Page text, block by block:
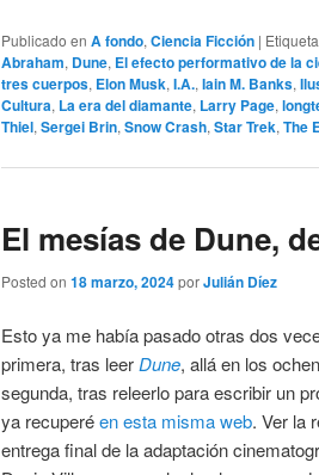
Publicado en A fondo, Ciencia Ficción |
Abraham, Dune, El efecto performativo de la
tres cuerpos, Elon Musk, I.A., Iain M. Banks,
Cultura, La era del diamante, Larry Page,
Thiel, Sergei Brin, Snow Crash, Star Trek, The
El mesías de Dune,
Posted on 18 marzo, 2024porJulián Díez
Esto ya me había pasado otras dos
primera, tras leerDune, allá en los
segunda, tras releerlo para escribir un
ya recuperéen esta misma web. Ver la
entrega final de la adaptación